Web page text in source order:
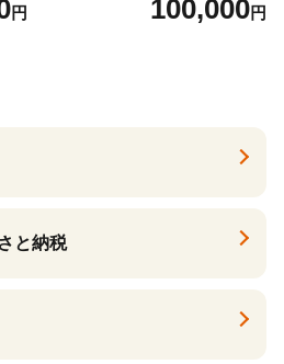
円 100,000円
と納税